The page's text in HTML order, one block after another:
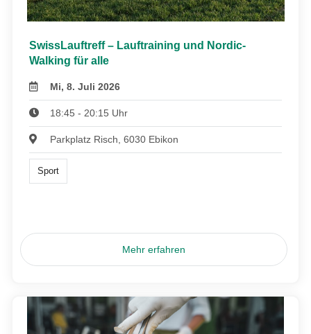
SwissLauftreff – Lauftraining und Nordic-
Walking für alle
Mi, 8. Juli 2026
18:45 - 20:15 Uhr
Parkplatz Risch, 6030 Ebikon
Sport
Mehr erfahren